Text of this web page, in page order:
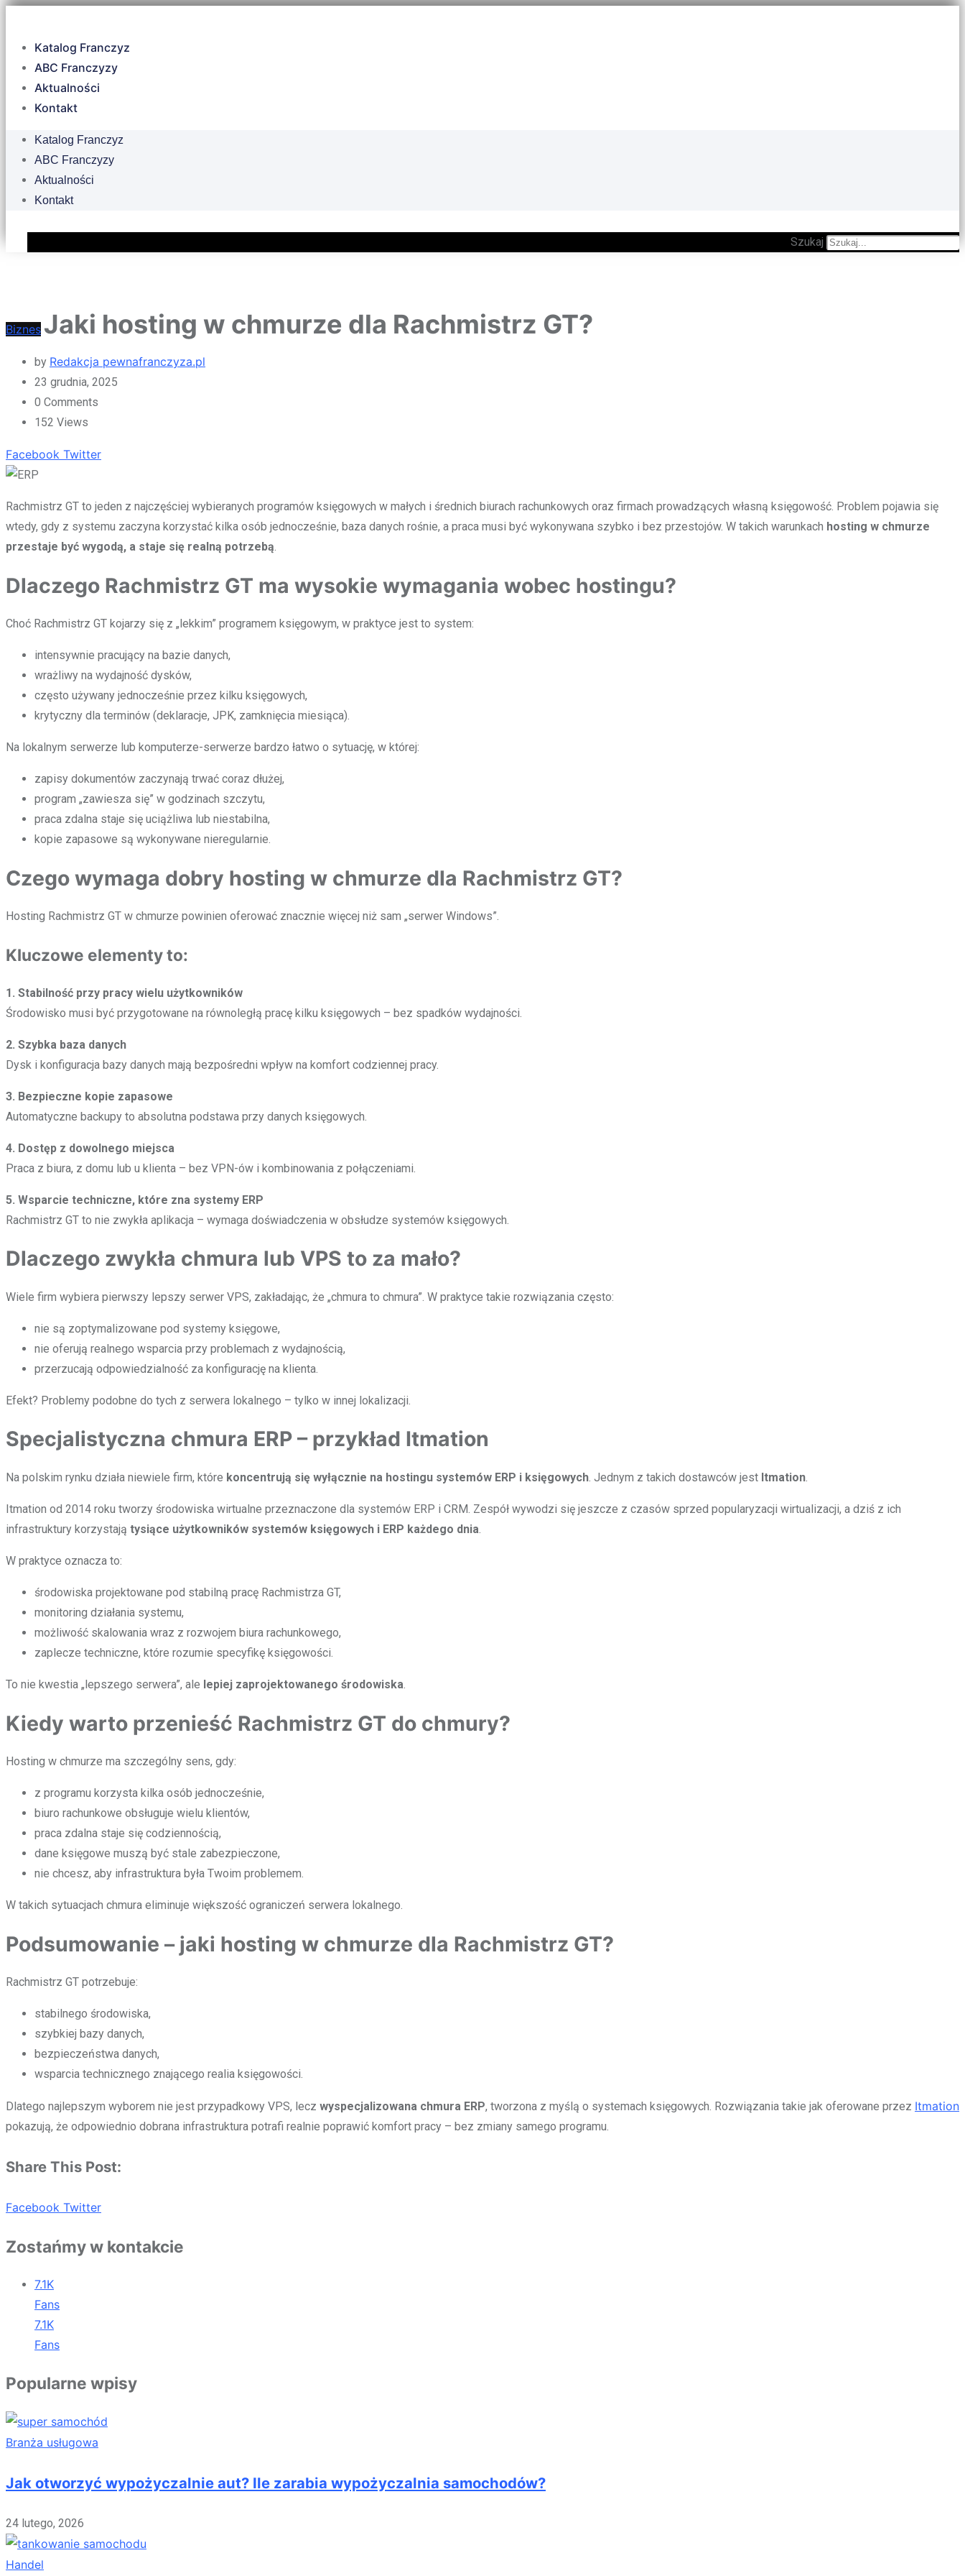
Katalog Franczyz
ABC Franczyzy
Aktualności
Kontakt
Katalog Franczyz
ABC Franczyzy
Aktualności
Kontakt
Szukaj
Biznes Jaki hosting w chmurze dla Rachmistrz GT?
by Redakcja pewnafranczyza.pl
23 grudnia, 2025
0 Comments
152 Views
Facebook Twitter
Rachmistrz GT to jeden z najczęściej wybieranych programów księgowych w małych i średnich biurach rachunkowych oraz firmach prowadzących własną księgowość. Problem pojawia się
wtedy, gdy z systemu zaczyna korzystać kilka osób jednocześnie, baza danych rośnie, a praca musi być wykonywana szybko i bez przestojów. W takich warunkach hosting w chmurze
przestaje być wygodą, a staje się realną potrzebą.
Dlaczego Rachmistrz GT ma wysokie wymagania wobec hostingu?
Choć Rachmistrz GT kojarzy się z „lekkim” programem księgowym, w praktyce jest to system:
intensywnie pracujący na bazie danych,
wrażliwy na wydajność dysków,
często używany jednocześnie przez kilku księgowych,
krytyczny dla terminów (deklaracje, JPK, zamknięcia miesiąca).
Na lokalnym serwerze lub komputerze-serwerze bardzo łatwo o sytuację, w której:
zapisy dokumentów zaczynają trwać coraz dłużej,
program „zawiesza się” w godzinach szczytu,
praca zdalna staje się uciążliwa lub niestabilna,
kopie zapasowe są wykonywane nieregularnie.
Czego wymaga dobry hosting w chmurze dla Rachmistrz GT?
Hosting Rachmistrz GT w chmurze powinien oferować znacznie więcej niż sam „serwer Windows”.
Kluczowe elementy to:
1. Stabilność przy pracy wielu użytkowników
Środowisko musi być przygotowane na równoległą pracę kilku księgowych – bez spadków wydajności.
2. Szybka baza danych
Dysk i konfiguracja bazy danych mają bezpośredni wpływ na komfort codziennej pracy.
3. Bezpieczne kopie zapasowe
Automatyczne backupy to absolutna podstawa przy danych księgowych.
4. Dostęp z dowolnego miejsca
Praca z biura, z domu lub u klienta – bez VPN-ów i kombinowania z połączeniami.
5. Wsparcie techniczne, które zna systemy ERP
Rachmistrz GT to nie zwykła aplikacja – wymaga doświadczenia w obsłudze systemów księgowych.
Dlaczego zwykła chmura lub VPS to za mało?
Wiele firm wybiera pierwszy lepszy serwer VPS, zakładając, że „chmura to chmura”. W praktyce takie rozwiązania często:
nie są zoptymalizowane pod systemy księgowe,
nie oferują realnego wsparcia przy problemach z wydajnością,
przerzucają odpowiedzialność za konfigurację na klienta.
Efekt? Problemy podobne do tych z serwera lokalnego – tylko w innej lokalizacji.
Specjalistyczna chmura ERP – przykład Itmation
Na polskim rynku działa niewiele firm, które koncentrują się wyłącznie na hostingu systemów ERP i księgowych. Jednym z takich dostawców jest Itmation.
Itmation od 2014 roku tworzy środowiska wirtualne przeznaczone dla systemów ERP i CRM. Zespół wywodzi się jeszcze z czasów sprzed popularyzacji wirtualizacji, a dziś z ich
infrastruktury korzystają tysiące użytkowników systemów księgowych i ERP każdego dnia.
W praktyce oznacza to:
środowiska projektowane pod stabilną pracę Rachmistrza GT,
monitoring działania systemu,
możliwość skalowania wraz z rozwojem biura rachunkowego,
zaplecze techniczne, które rozumie specyfikę księgowości.
To nie kwestia „lepszego serwera”, ale lepiej zaprojektowanego środowiska.
Kiedy warto przenieść Rachmistrz GT do chmury?
Hosting w chmurze ma szczególny sens, gdy:
z programu korzysta kilka osób jednocześnie,
biuro rachunkowe obsługuje wielu klientów,
praca zdalna staje się codziennością,
dane księgowe muszą być stale zabezpieczone,
nie chcesz, aby infrastruktura była Twoim problemem.
W takich sytuacjach chmura eliminuje większość ograniczeń serwera lokalnego.
Podsumowanie – jaki hosting w chmurze dla Rachmistrz GT?
Rachmistrz GT potrzebuje:
stabilnego środowiska,
szybkiej bazy danych,
bezpieczeństwa danych,
wsparcia technicznego znającego realia księgowości.
Dlatego najlepszym wyborem nie jest przypadkowy VPS, lecz wyspecjalizowana chmura ERP, tworzona z myślą o systemach księgowych. Rozwiązania takie jak oferowane przez Itmation
pokazują, że odpowiednio dobrana infrastruktura potrafi realnie poprawić komfort pracy – bez zmiany samego programu.
Share This Post:
Facebook Twitter
Zostańmy w kontakcie
7.1K
Fans
7.1K
Fans
Popularne wpisy
Branża usługowa
Jak otworzyć wypożyczalnie aut? Ile zarabia wypożyczalnia samochodów?
24 lutego, 2026
Handel